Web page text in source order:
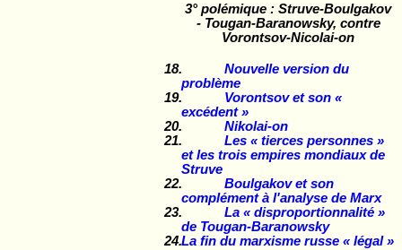
3° polémique : Struve-Boulgakov
- Tougan-Baranowsky, contre
Vorontsov-Nicolai-on
Nouvelle version du
problème
Vorontsov et son «
excédent »
Nikolai-on
Les « tierces personnes »
et les trois empires mondiaux de
Struve
Boulgakov et son
complément à l'analyse de Marx
La « disproportionnalité »
de Tougan-Baranowsky
La fin du marxisme russe « légal »